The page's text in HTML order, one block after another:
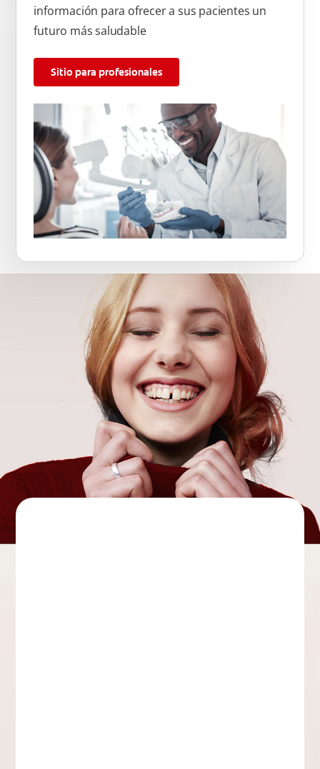
información para ofrecer a sus pacientes un
futuro más saludable
Sitio para profesionales